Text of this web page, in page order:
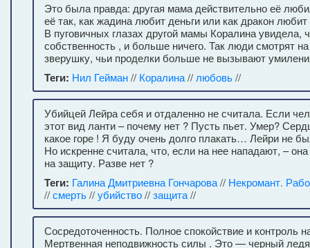
Это была правда: другая мама действительно её
её так, как жадина любит деньги или как дракон
В пуговичных глазах другой мамы Коралина увидела,
собственность , и больше ничего. Так люди смотрят
зверушку, чьи проделки больше не вызывают
Теги: Нил Гейман// Коралина// любовь//
Убийцей Лейра себя и отдаленно не считала. Если
этот вид ланти – почему нет ? Пусть пьет. Умер?
какое горе ! Я буду очень долго плакать… Лейри не
Но искренне считала, что, если на нее нападают, –
на защиту. Разве нет ?
Теги: Галина Дмитриевна Гончарова// Некромант.
//смерть//убийство//защита//
Сосредоточенность. Полное спокойствие и контроль
Мертвенная неподвижность силы . Это — черный